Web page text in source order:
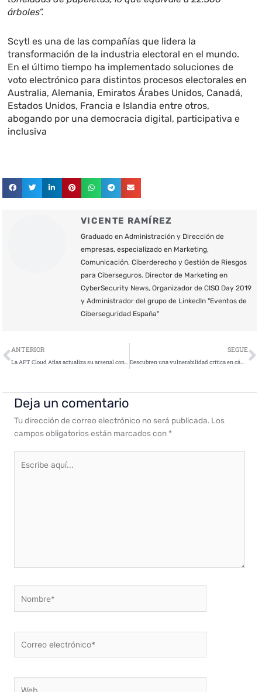
árboles”.
Scytl es una de las compañías que lidera la
transformación de la industria electoral en el mundo.
En el último tiempo ha implementado soluciones de
voto electrónico para distintos procesos electorales en
Australia, Alemania, Emiratos Árabes Unidos, Canadá,
Estados Unidos, Francia e Islandia entre otros,
abogando por una democracia digital, participativa e
inclusiva
VICENTE RAMÍREZ
Graduado en Administración y Dirección de
empresas, especializado en Marketing,
Comunicación, Ciberderecho y Gestión de Riesgos
para Ciberseguros. Director de Marketing en
CyberSecurity News, Organizador de CISO Day 2019
y Administrador del grupo de LinkedIn "Eventos de
Ciberseguridad España"
Ant
ANTERIOR
La APT Cloud Atlas actualiza su arsenal con malware polimórfico
SEGUE
Descubren una vulnerabilidad crítica en cámaras de Canon
Deja un comentario
Tu dirección de correo electrónico no será publicada. Los
campos obligatorios están marcados con *
aquí...
electrónico*